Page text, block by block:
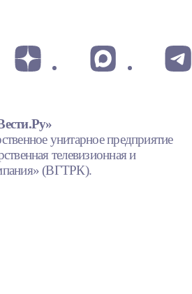
унитарное предприятие
телевизионная и
(ВГТРК).